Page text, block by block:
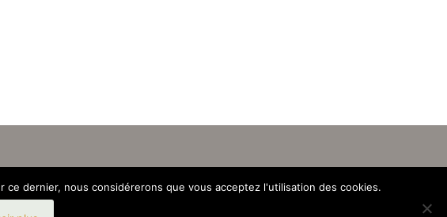
de confidentialité|Site créé parC&D CréationetSeeO
dernier, nous considérerons que vous acceptez l'utilisation des cookies.